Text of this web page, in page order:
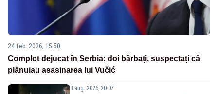
24 feb. 2026, 15:50
Complot dejucat în Serbia: doi bărbați, suspectați că
plănuiau asasinarea lui Vučić
8 aug. 2026, 20:07